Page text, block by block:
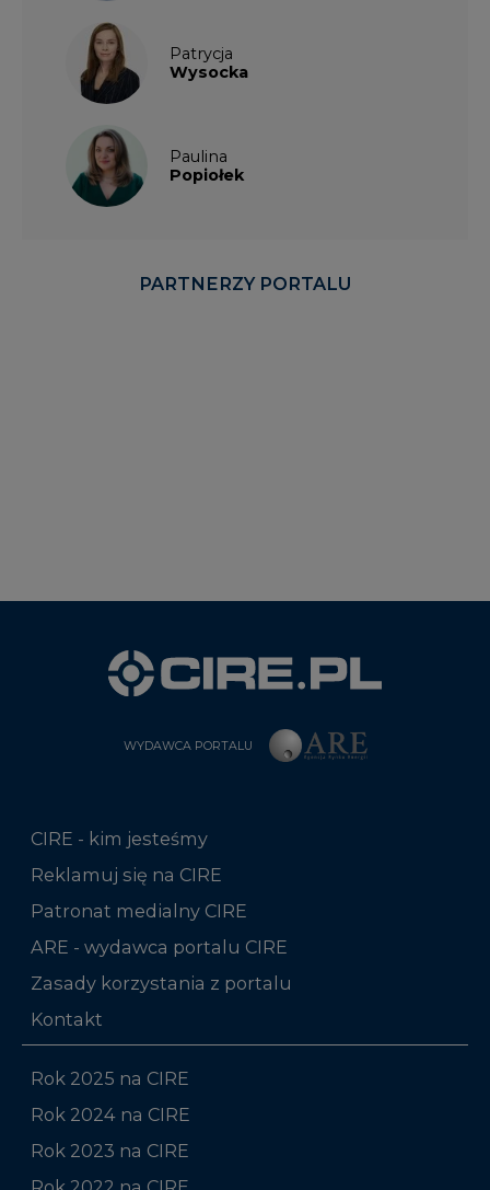
Patrycja
Wysocka
Paulina
Popiołek
PARTNERZY PORTALU
WYDAWCA PORTALU
CIRE - kim jesteśmy
Reklamuj się na CIRE
Patronat medialny CIRE
ARE - wydawca portalu CIRE
Zasady korzystania z portalu
Kontakt
Rok 2025 na CIRE
Rok 2024 na CIRE
Rok 2023 na CIRE